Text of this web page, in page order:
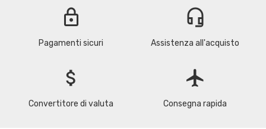
lock
Pagamenti sicuri
headset_mic
Assistenza all'acquisto
attach_money
Convertitore di valuta
flight
Consegna rapida